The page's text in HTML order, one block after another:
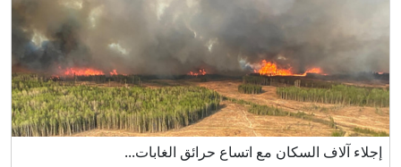
إجلاء آلاف السكان مع اتساع حرائق الغابات...